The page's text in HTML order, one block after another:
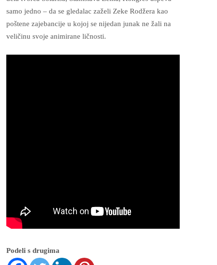
samo jedno – da se gledalac zaželi Zeke Rodžera kao
poštene zajebancije u kojoj se nijedan junak ne žali na
veličinu svoje animirane ličnosti.
Podeli s drugima